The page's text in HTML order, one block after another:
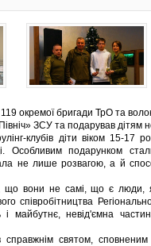
окремої бригади ТрО та
ЗСУ та подарував дітям
клубів діти віком 15-17
Особливим подарунком
не лише розвагою, а й
вони не самі, що є люди,
співробітництва
майбутнє, невід'ємна
святом,